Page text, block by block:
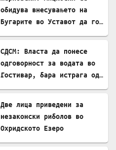
обидува внесувањето на
Бугарите во Уставот да го
СДСМ: Власта да понесе
одговорност за водата во
Гостивар, бара истрага од
Две лица приведени за
незаконски риболов во
Охридското Езеро